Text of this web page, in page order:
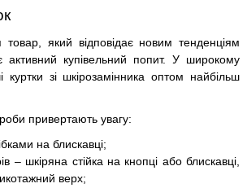
який відповідає новим тенденціям
активний купівельний попит. У широкому
куртки зі шкірозамінника оптом найбільш
привертають увагу:
на блискавці;
– шкіряна стійка на кнопці або блискавці,
верх;